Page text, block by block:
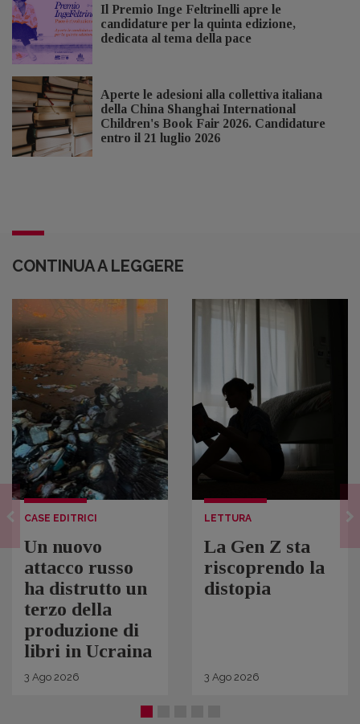
Il Premio Inge Feltrinelli apre le
candidature per la quinta edizione,
dedicata al tema della pace
Aperte le adesioni alla collettiva italiana
della China Shanghai International
Children's Book Fair 2026. Candidature
entro il 21 luglio 2026
CONTINUA A LEGGERE
CASE EDITRICI
Un nuovo
attacco russo
ha distrutto un
terzo della
produzione di
libri in Ucraina
3 Ago 2026
LETTURA
La Gen Z sta
riscoprendo la
distopia
3 Ago 2026